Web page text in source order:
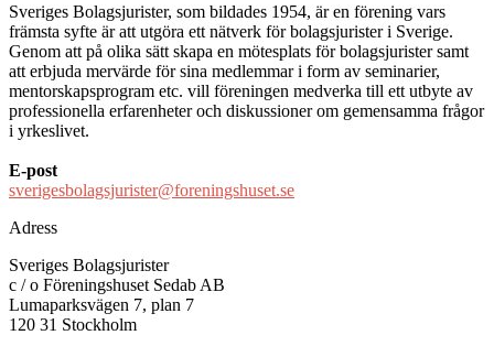
Sveriges Bolagsjurister, som bildades 1954, är en förening vars
främsta syfte är att utgöra ett nätverk för bolagsjurister i Sverige.
Genom att på olika sätt skapa en mötesplats för bolagsjurister samt
att erbjuda mervärde för sina medlemmar i form av seminarier,
mentorskapsprogram etc. vill föreningen medverka till ett utbyte av
professionella erfarenheter och diskussioner om gemensamma frågor
i yrkeslivet.
E-post
sverigesbolagsjurister@foreningshuset.se
Adress
Sveriges Bolagsjurister
c / o Föreningshuset Sedab AB
Lumaparksvägen 7, plan 7
120 31 Stockholm